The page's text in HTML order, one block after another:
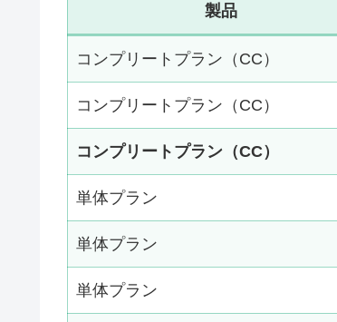
製品
コンプリートプラン（CC）
コンプリートプラン（CC）
コンプリートプラン（CC）
単体プラン
単体プラン
単体プラン